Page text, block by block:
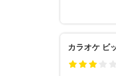
カラオケ ビ